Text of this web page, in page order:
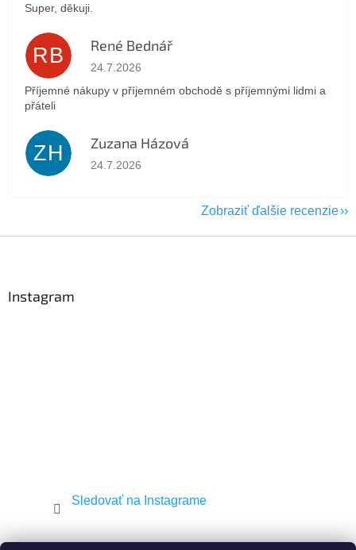
Super, děkuji.
RB René Bednář
Hodnotenie obchodu je 5 z 5 hviezdičiek.
24.7.2026
Příjemné nákupy v příjemném obchodě s příjemnými lidmi a
přáteli
ZH Zuzana Házová
Hodnotenie obchodu je 5 z 5 hviezdičiek.
24.7.2026
Zobraziť ďalšie recenzie
Instagram
Sledovať na Instagrame